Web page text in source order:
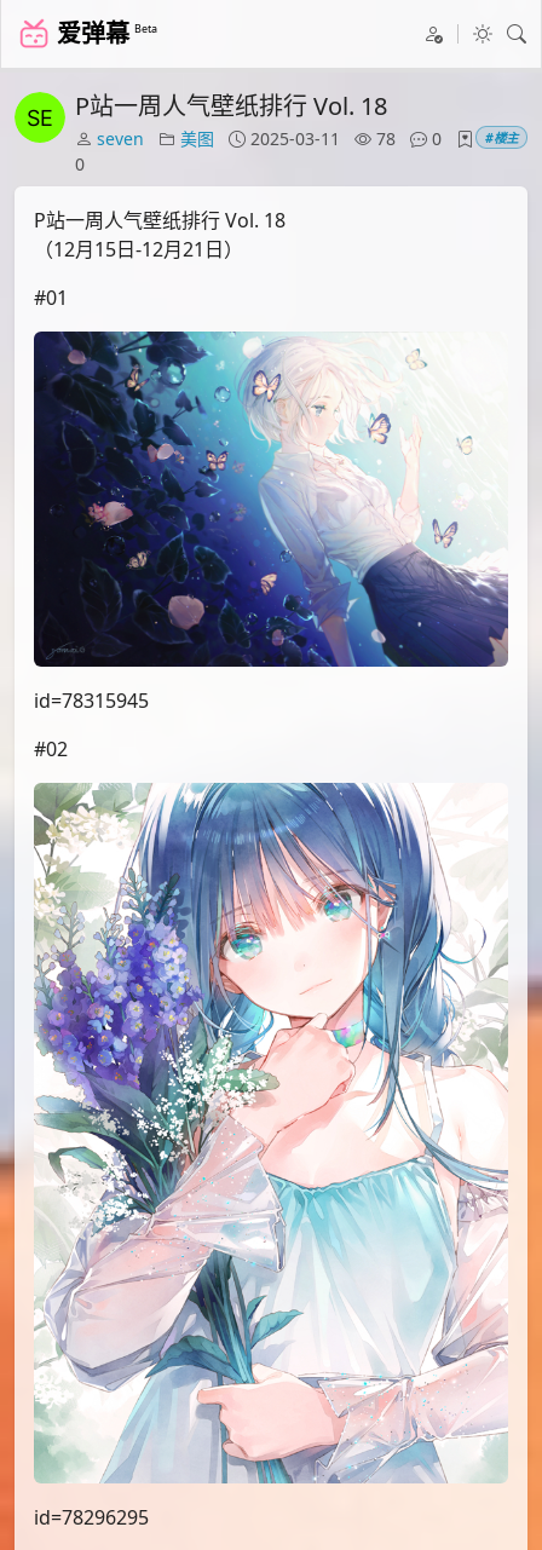
爱弹幕 Beta
P站一周人气壁纸排行 Vol. 18
seven 美图 2025-03-11 78
0
0
#楼主
P站一周人气壁纸排行 Vol. 18
（12月15日-12月21日）
#01
id=78315945
#02
id=78296295